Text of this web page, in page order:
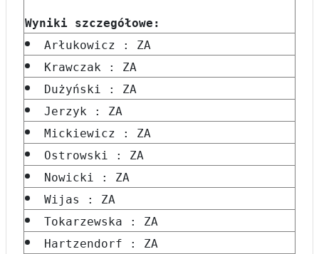
Wyniki szczegółowe:
Arłukowicz : ZA
Krawczak : ZA
Dużyński : ZA
Jerzyk : ZA
Mickiewicz : ZA
Ostrowski : ZA
Nowicki : ZA
Wijas : ZA
Tokarzewska : ZA
Hartzendorf : ZA